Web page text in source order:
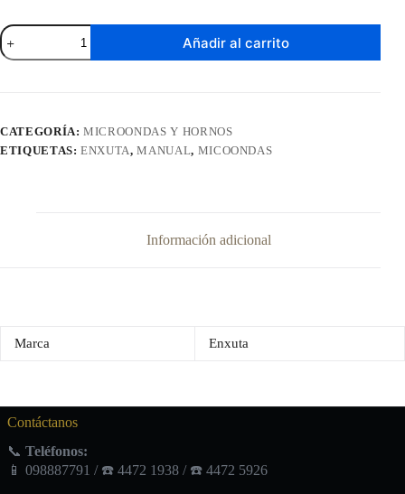
Microondas
Manual
Enxuta
MOENX0320MNG
cantidad
Añadir al carrito
CATEGORÍA:MICROONDAS Y HORNOS
ETIQUETAS:ENXUTA,MANUAL, MICOONDAS
Información adicional
Marca Enxuta
Contáctanos
📞 Teléfonos:
📱 098887791 / ☎️ 4472 1938 / ☎️ 4472 5926